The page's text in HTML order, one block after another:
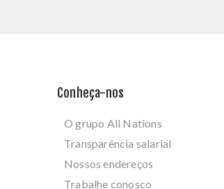
Conheça-nos
O grupo All Nations
Transparência salarial
Nossos endereços
Trabalhe conosco